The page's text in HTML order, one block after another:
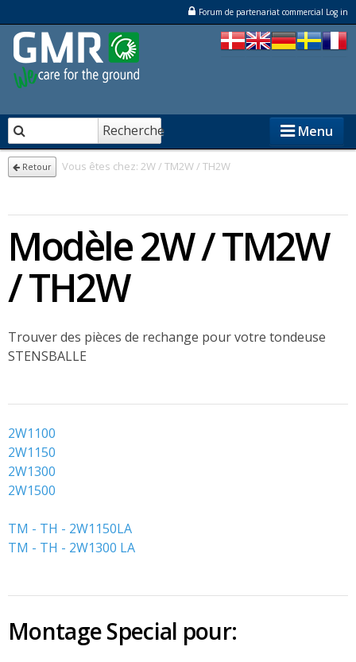
Forum de partenariat commercial Log in
Recherche Menu
STAMA
Partenaire commercial
Sur GMR
Retour Vous êtes chez: 2W / TM2W / TH2W
Modèle 2W / TM2W
/ TH2W
Trouver des pièces de rechange pour votre tondeuse
STENSBALLE
2W1100
2W1150
2W1300
2W1500
TM - TH - 2W1150LA
TM - TH - 2W1300 LA
Montage Special pour: